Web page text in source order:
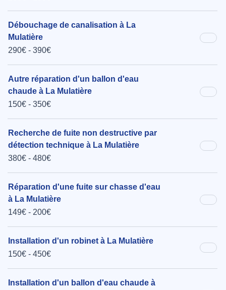
Débouchage de canalisation à La
Mulatière
290€ - 390€
Autre réparation d'un ballon d'eau
chaude à La Mulatière
150€ - 350€
Recherche de fuite non destructive par
détection technique à La Mulatière
380€ - 480€
Réparation d'une fuite sur chasse d'eau
à La Mulatière
149€ - 200€
Installation d'un robinet à La Mulatière
150€ - 450€
Installation d'un ballon d'eau chaude à